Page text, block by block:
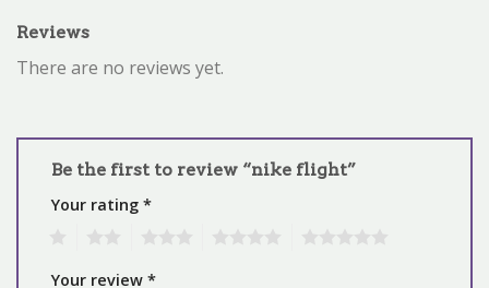
Reviews
There are no reviews yet.
Be the first to review “nike flight”
Your rating *
Your review *